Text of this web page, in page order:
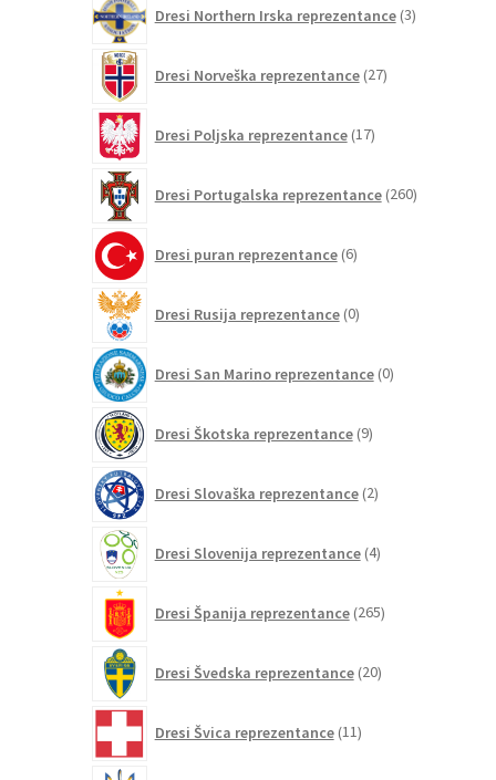
Dresi Northern Irska reprezentance 3izdelki
Dresi Norveška reprezentance 27izdelkov
Dresi Poljska reprezentance 17izdelkov
Dresi Portugalska reprezentance 260izdelkov
Dresi puran reprezentance 6izdelkov
Dresi Rusija reprezentance 0izdelkov
Dresi San Marino reprezentance 0izdelkov
Dresi Škotska reprezentance 9izdelkov
Dresi Slovaška reprezentance 2izdelka
Dresi Slovenija reprezentance 4izdelki
Dresi Španija reprezentance 265izdelkov
Dresi Švedska reprezentance 20izdelkov
Dresi Švica reprezentance 11izdelkov